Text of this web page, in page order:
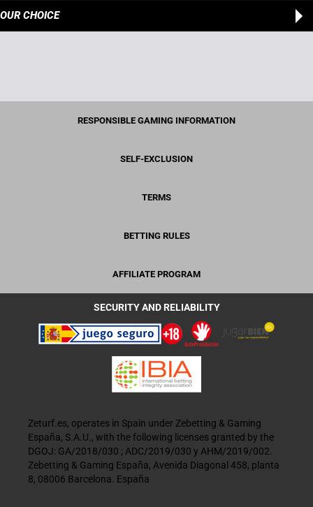
OUR CHOICE
RESPONSIBLE GAMING INFORMATION
SELF-EXCLUSION
TERMS
BETTING RULES
AFFILIATE PROGRAM
SECURITY AND RELIABILITY
Zeturf.es, operates in Spain under Zebetting & Gaming
España, S.A.U., with the following licenses granted by the
DGOJ: GA/2018/030 ; ADC/2019/030 y AHM/2019/002.
Zebetting & Gaming España, Avenida Diagonal 458, planta
8, 08006 Barcelona. España